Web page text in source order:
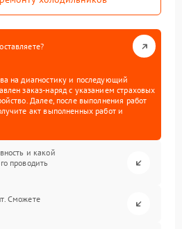
на диагностику и последующий
заказ-наряд с указанием страховых
Далее, после выполнения работ
акт выполненных работ и
и какой
проводить
Сможете